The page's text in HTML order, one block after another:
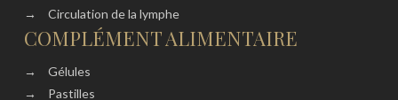
→
Circulation de la lymphe
COMPLÉMENT ALIMENTAIRE
→
Gélules
→
Pastilles